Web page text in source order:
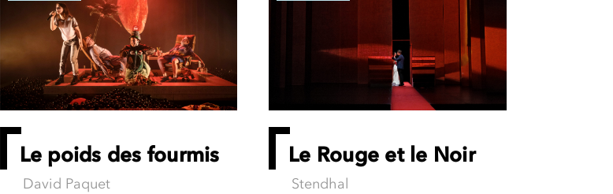
Le poids des fourmis
David Paquet
Le Rouge et le Noir
Stendhal